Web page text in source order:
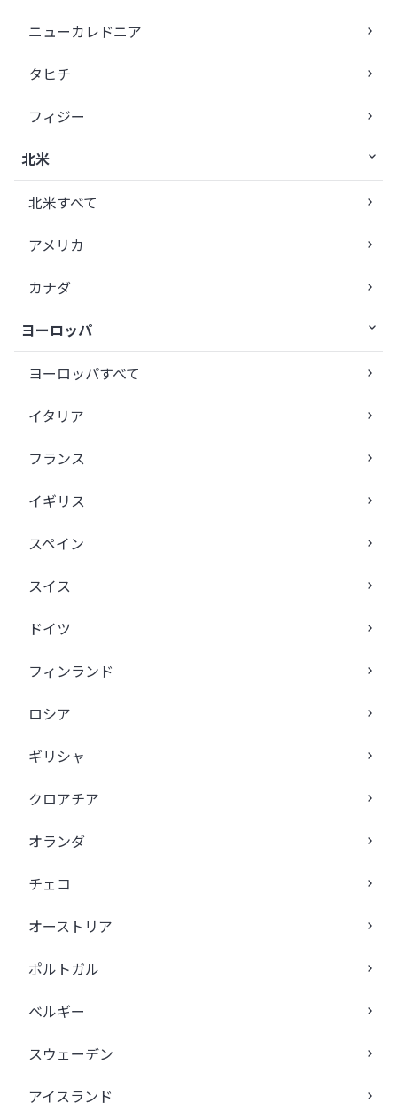
ニューカレドニア
タヒチ
フィジー
北米
北米すべて
アメリカ
カナダ
ヨーロッパ
ヨーロッパすべて
イタリア
フランス
イギリス
スペイン
スイス
ドイツ
フィンランド
ロシア
ギリシャ
クロアチア
オランダ
チェコ
オーストリア
ポルトガル
ベルギー
スウェーデン
アイスランド